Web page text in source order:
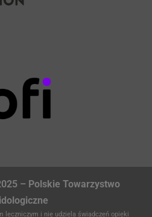
– Polskie Towarzystwo
leczniczym i nie udziela świadczeń opieki